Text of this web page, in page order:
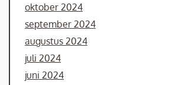
oktober 2024
september 2024
augustus 2024
juli 2024
juni 2024